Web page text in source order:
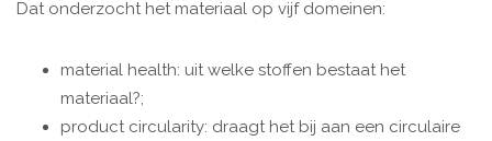
Dat onderzocht het materiaal op vijf domeinen:
material health: uit welke stoffen bestaat het
materiaal?;
product circularity: draagt het bij aan een circulaire